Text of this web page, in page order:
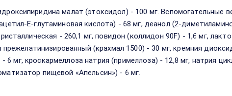
малат (этоксидол) - 100 мг. Вспомогательные
Е-глутаминовая кислота) - 68 мг, деанол (2-
- 260,1 мг, повидон (коллидон 90F) - 1,6 мг,
(крахмал 1500) - 30 мг, кремния
6 мг, кроскармеллоза натрия (примеллоза) - 12,8 мг, натрия
пищевой «Апельсин») - 6 мг.